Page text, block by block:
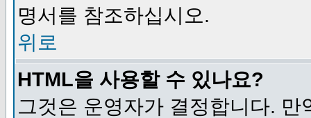
명서를 참조하십시오.
위로
HTML을 사용할 수 있나요?
그것은 운영자가 결정합니다.